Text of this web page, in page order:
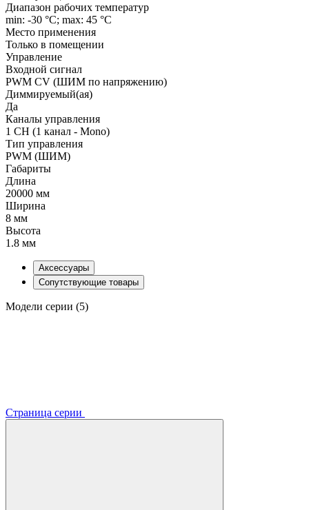
Диапазон рабочих температур
min: -30 °C; max: 45 °C
Место применения
Только в помещении
Управление
Входной сигнал
PWM СV (ШИМ по напряжению)
Диммируемый(ая)
Да
Каналы управления
1 CH (1 канал - Mono)
Тип управления
PWM (ШИМ)
Габариты
Длина
20000 мм
Ширина
8 мм
Высота
1.8 мм
Аксессуары
Сопутствующие товары
Модели серии (5)
Страница серии